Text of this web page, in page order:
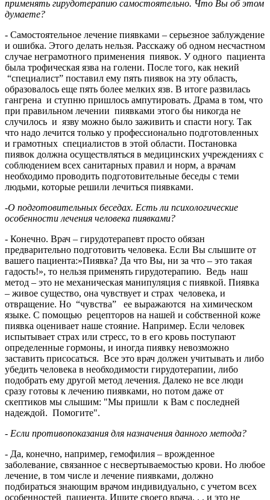
применять гирудотерапию самостоятельно. Что Вы об этом
думаете?
- Самостоятельное лечение пиявками – серьезное заблуждение
и ошибка. Этого делать нельзя. Расскажу об одном несчастном
случае неграмотного применения пиявок. У одного пациента
была трофическая язва на голени. После того, как некий
“специалист” поставил ему пять пиявок на эту область,
образовалось еще пять более мелких язв. В итоге развилась
гангрена и ступню пришлось ампутировать. Драма в том, что
при правильном лечении пиявками этого бы никогда не
случилось и язву можно было заживить и спасти ногу. Так
что надо лечится только у профессионально подготовленных
и грамотных специалистов в этой области. Постановка
пиявок должна осуществляться в медицинских учреждениях с
соблюдением всех санитарных правил и норм, а врачам
необходимо проводить подготовительные беседы с теми
людьми, которые решили лечиться пиявками.
-О подготовительных беседах. Есть ли психологические
особенности лечения человека пиявками?
- Конечно. Врач – гирудотерапевт просто обязан
предварительно подготовить человека. Если Вы слышите от
вашего пациента:»Пиявка? Да что Вы, ни за что – это такая
гадость!», то нельзя применять гирудотерапию. Ведь наш
метод – это не механическая манипуляция с пиявкой. Пиявка
– живое существо, она чувствует и страх человека, и
отвращение. Но “чувства” ее выражаются на химическом
языке. С помощью рецепторов на нашей и собственной коже
пиявка оценивает наше стояние. Например. Если человек
испытывает страх или стресс, то в его кровь поступают
определенные гормоны, и иногда пиявку невозможно
заставить присосаться. Все это врач должен учитывать и либо
убедить человека в необходимости гирудотерапии, либо
подобрать ему другой метод лечения. Далеко не все люди
сразу готовы к лечению пиявками, но потом даже от
скептиков мы слышим: "Мы пришли к Вам с последней
надеждой. Помогите".
- Если противопоказания для назначения данного метода?
- Да, конечно, например, гемофилия – врожденное
заболевание, связанное с несвертываемостью крови. Но любое
лечение, в том числе и лечение пиявками, должно
подбираться знающим врачом индивидуально, с учетом всех
особенностей пациента. Ищите своего врача. . . и это не